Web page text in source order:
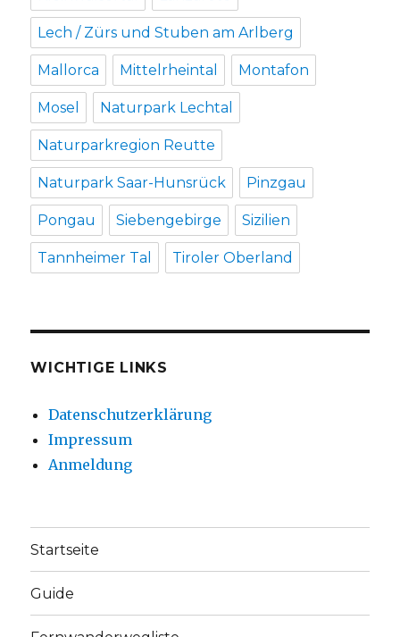
Lech / Zürs und Stuben am Arlberg
Mallorca Mittelrheintal Montafon
Mosel Naturpark Lechtal
Naturparkregion Reutte
Naturpark Saar-Hunsrück Pinzgau
Pongau Siebengebirge Sizilien
Tannheimer Tal Tiroler Oberland
WICHTIGE LINKS
Datenschutzerklärung
Impressum
Anmeldung
Startseite
Guide